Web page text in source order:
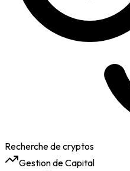
Recherche de cryptos
Gestion de Capital